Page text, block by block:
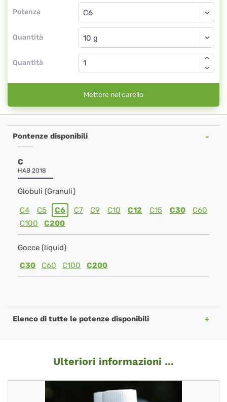
Potenza
Globuli
C6
Quantità
Globuli
Quantità
Mettere nel carello
Pontenze disponibili
C
HAB 2018
Globuli (Granuli)
C4 C5 C6 C7 C9 C10 C12 C15 C30
C60
C100
C200
Gocce (liquid)
C30
C60 C100 C200
Elenco di tutte le potenze disponibili
Ulteriori informazioni ...